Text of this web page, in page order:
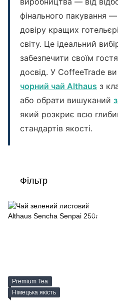
фінального пакування
довіру кращих
світу. Це ідеальний
забезпечити своїм
досвід. У CoffeeTrade
чорний чай Althaus з
або обрати вишуканий
який розкриє всю
стандартів якості.
Фільтр
Premium Tea
Німецька якість